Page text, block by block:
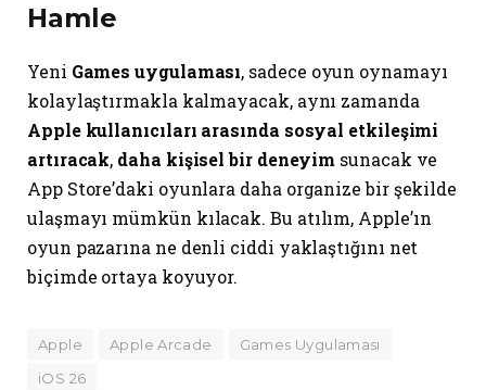
Hamle
Yeni Games uygulaması, sadece oyun oynamayı
kolaylaştırmakla kalmayacak, aynı zamanda
Apple kullanıcıları arasında sosyal etkileşimi
artıracak, daha kişisel bir deneyim sunacak ve
App Store’daki oyunlara daha organize bir şekilde
ulaşmayı mümkün kılacak. Bu atılım, Apple’ın
oyun pazarına ne denli ciddi yaklaştığını net
biçimde ortaya koyuyor.
Apple Apple Arcade
Games Uygulaması
iOS 26